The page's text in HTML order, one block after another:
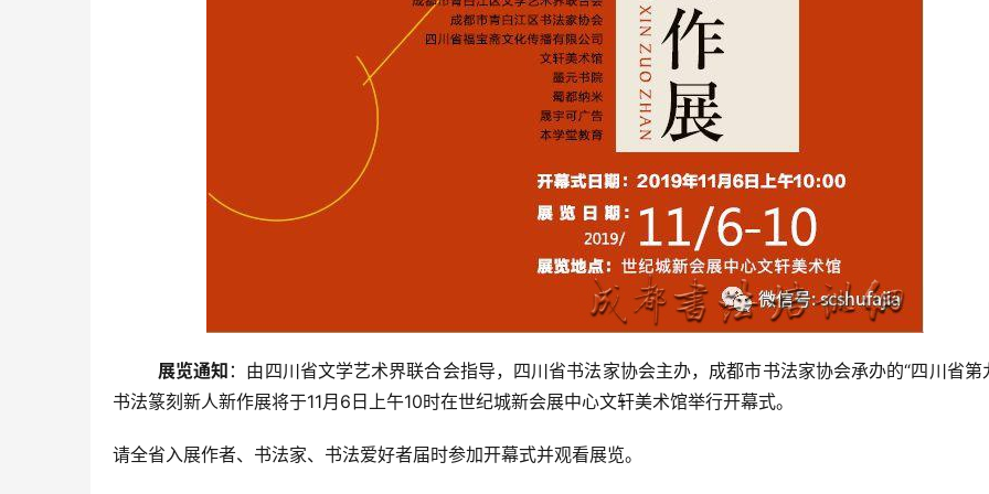
展览通知 ：由四川省文学艺术界联合会指导，四川省书法家协会主办，成都市书法家协会承办的“四川省第
书法篆刻新人新作展将于11月6日上午10时在世纪城新会展中心文轩美术馆举行开幕式。
请全省入展作者、书法家、书法爱好者届时参加开幕式并观看展览。